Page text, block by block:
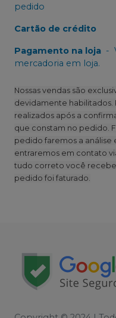
pedido
Cartão de crédito
Pagamento na loja -
mercadoria em loja.
Nossas vendas são
devidamente habilitados.
realizados após a
que constam no pedido.
pedido faremos a análise
entraremos em contato
tudo correto você
pedido foi faturado.